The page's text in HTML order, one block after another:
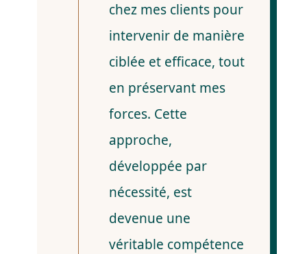
chez mes clients pour
intervenir de manière
ciblée et efficace, tout
en préservant mes
forces. Cette
approche,
développée par
nécessité, est
devenue une
véritable compétence